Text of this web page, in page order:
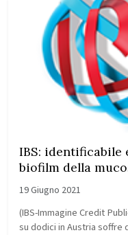
IBS: identificabile
biofilm della
19 Giugno 2021
(IBS-Immagine Credit
su dodici in Austria soffre